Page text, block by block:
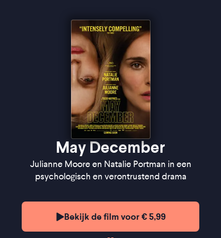
May December
Julianne Moore en Natalie Portman in een
psychologisch en verontrustend drama
Bekijk de film voor € 5,99